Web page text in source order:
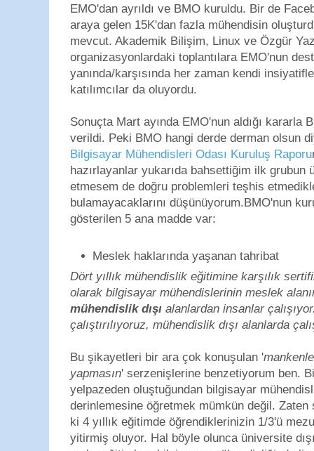
EMO'dan ayrıldı ve BMO kuruldu. Bir de
araya gelen 15K'dan fazla mühendisin
mevcut. Akademik Bilişim, Linux ve Özgür
organizasyonlardaki toplantılara EMO'nun
yanında/karşısında her zaman kendi
katılımcılar da oluyordu.
Sonuçta Mart ayında EMO'nun aldığı kararla
verildi. Peki BMO hangi derde derman olsun
Bilgisayar Mühendisleri Odası Kuruluş Raporu
hazırlayanlar yukarıda bahsettiğim ilk
etmesem de doğru problemleri teşhis
bulamayacaklarını düşünüyorum.BMO'nun
gösterilen 5 ana madde var:
Meslek haklarında yaşanan tahribat
Dört yıllık mühendislik eğitimine karşılık
olarak bilgisayar mühendislerinin meslek
mühendislik dışı alanlardan insanlar
çalıştırılıyoruz, mühendislik dışı alanlarda
Bu şikayetleri bir ara çok konuşulan '
yapmasın' serzenişlerine benzetiyorum ben.
yelpazeden oluştuğundan bilgisayar
derinlemesine öğretmek mümkün değil. Zaten
ki 4 yıllık eğitimde öğrendiklerinizin 1/3'ü
yitirmiş oluyor. Hal böyle olunca üniversite